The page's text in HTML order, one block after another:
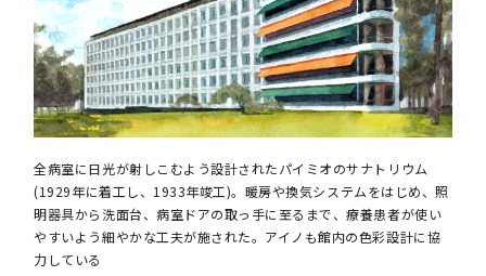
全病室に日光が射しこむよう設計されたパイミオのサナトリウム
(1929年に着工し、1933年竣工)。暖房や換気システムをはじめ、照
明器具から洗面台、病室ドアの取っ手に至るまで、療養患者が使い
やすいよう細やかな工夫が施された。アイノも館内の色彩設計に協
力している